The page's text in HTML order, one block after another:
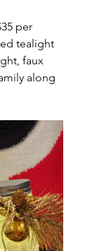
per
tealight
faux
along